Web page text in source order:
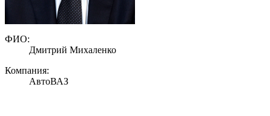
ФИО:
Дмитрий Михаленко
Компания:
АвтоВАЗ